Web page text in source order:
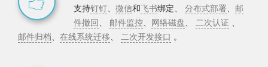
支持钉钉、 微信和飞书绑定、 分布式部署
邮
件撤回
邮件监控、 网络磁盘 二次认证
邮件归档
在线系统迁移 二次开发接口 。